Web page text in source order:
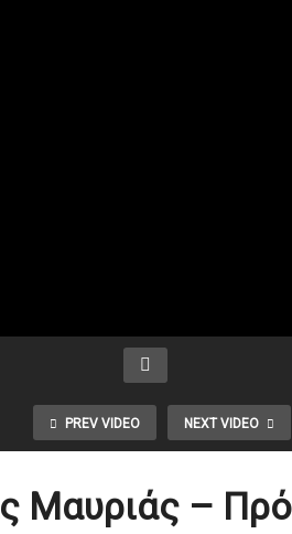
PREV VIDEO NEXT VIDEO
Μαυριάς –